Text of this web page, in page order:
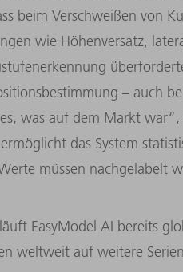
beim Verschweißen von
wie Höhenversatz,
– auch
was auf dem Markt
das System
müssen nachgelabelt
EasyModel AI bereits
weltweit auf weitere